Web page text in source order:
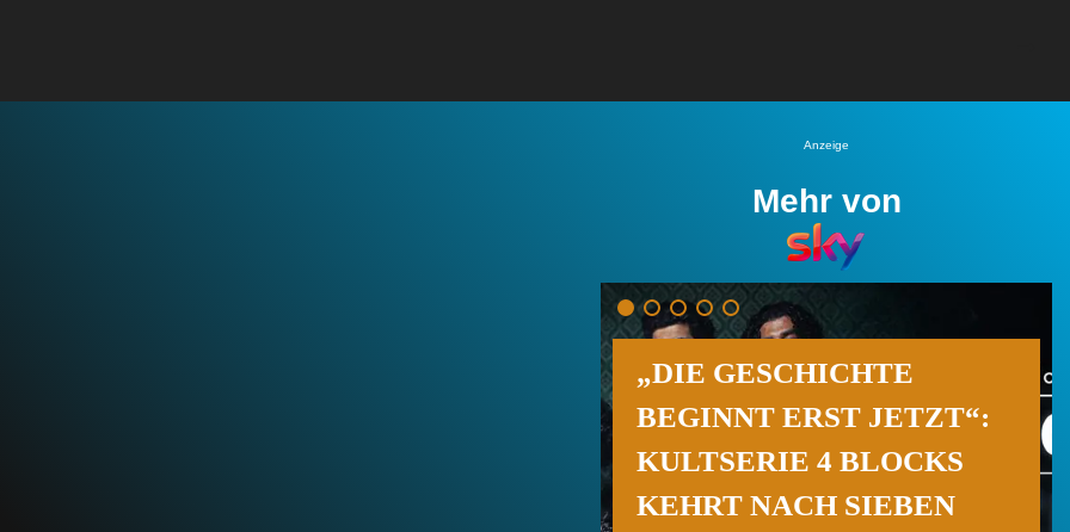
Anzeige
Mehr von
„DIE GESCHICHTE
BEGINNT ERST JETZT“:
KULTSERIE 4 BLOCKS
KEHRT NACH SIEBEN